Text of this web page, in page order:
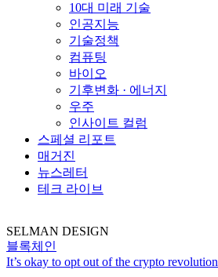
10대 미래 기술
인공지능
기술정책
컴퓨팅
바이오
기후변화 · 에너지
우주
인사이트 컬럼
스페셜 리포트
매거진
뉴스레터
테크 라이브
SELMAN DESIGN
블록체인
It’s okay to opt out of the crypto revolution